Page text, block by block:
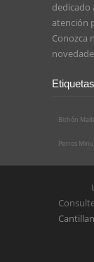
dedicado
atención
Conozca
Etiquetas
Bichón
Perros